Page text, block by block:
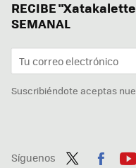
RECIBE
SEMANAL
Suscribiéndote aceptas
Síguenos